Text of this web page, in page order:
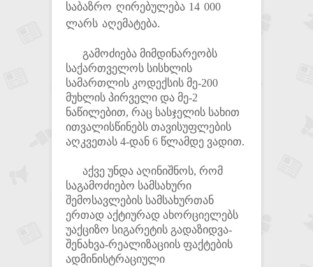
საბაზრო ღირებულება 14 000
ლარს აღემატება.
გამოძიება მიმდინარეობს
საქართველოს სისხლის
სამართლის კოდექსის მე-200
მუხლის პირველი და მე-2
ნაწილებით, რაც სასჯელის სახით
ითვალისწინებს თავისუფლების
აღკვეთას 4-დან 6 წლამდე ვადით.
აქვე უნდა აღინიშნოს, რომ
საგამოძიებო სამსახური
შემოსავლების სამსახურთან
ერთად აქტიურად ახორციელებს
უაქციზო სიგარეტის გადაზიდვა-
შენახვა-რეალიზაციის ფაქტების
ადმინისტრაციული